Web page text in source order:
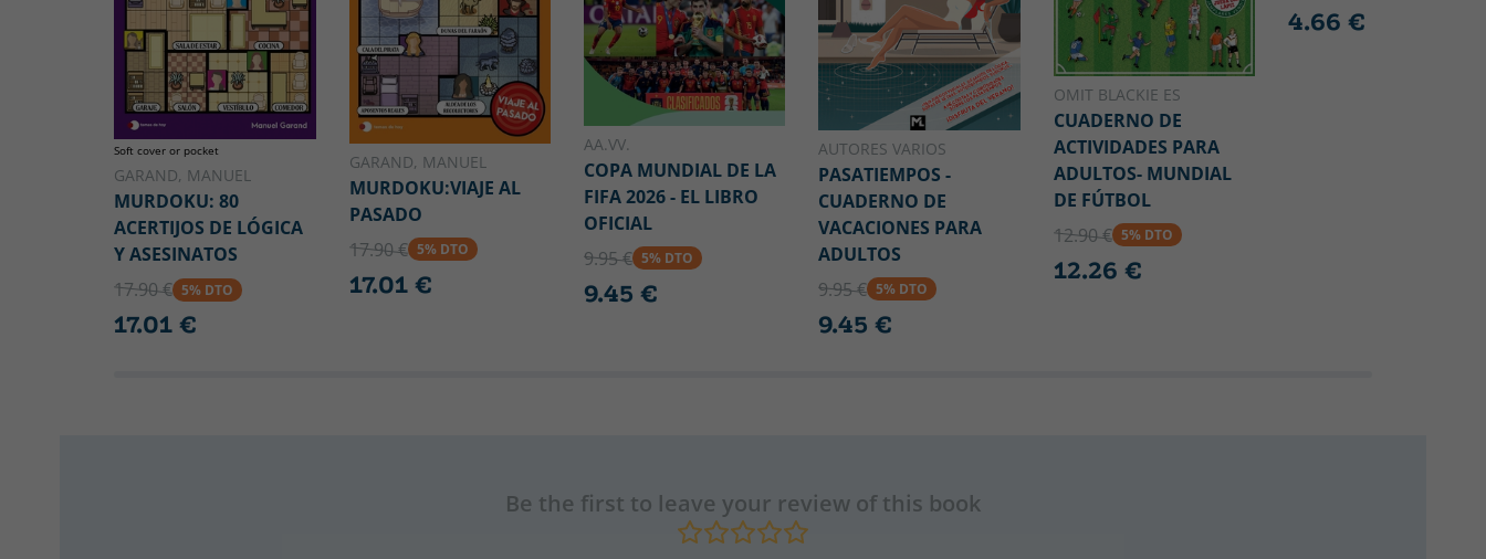
Soft cover or pocket
GARAND, MANUEL
MURDOKU: 80
ACERTIJOS DE LÓGICA
Y ASESINATOS
17.90 € 5% DTO
17.01 €
GARAND, MANUEL
MURDOKU:VIAJE AL
PASADO
17.90 € 5% DTO
17.01 €
AA.VV.
COPA MUNDIAL DE LA
FIFA 2026 - EL LIBRO
OFICIAL
9.95 € 5% DTO
9.45 €
AUTORES VARIOS
PASATIEMPOS -
CUADERNO DE
VACACIONES PARA
ADULTOS
9.95 € 5% DTO
9.45 €
OMIT BLACKIE ES
CUADERNO DE
ACTIVIDADES PARA
ADULTOS- MUNDIAL
DE FÚTBOL
12.90 € 5% DTO
12.26 €
4.66 €
Be the first to leave your review of this book